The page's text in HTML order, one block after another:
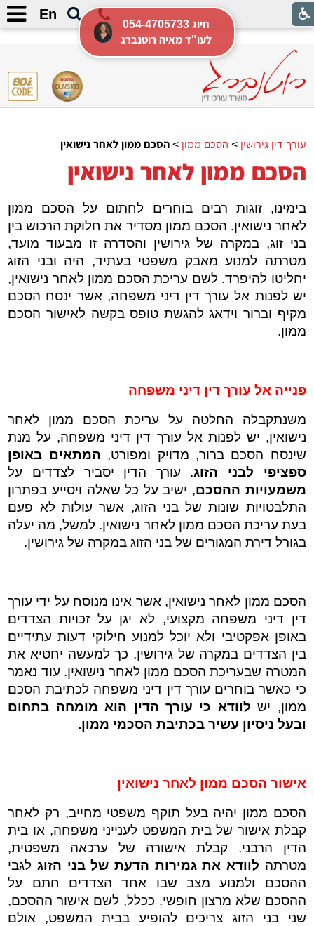
הסכם ממון לאחר הנישואין En
עורך דין גירושין > הסכם ממון >הסכם ממון לאחר נישואין
הסכם ממון לאחר נישואין
בימינו, זוגות רבים בוחרים לחתום על הסכם ממון
לאחר נישואין. הסכם ממון מסדיר את חלוקת הרכוש בין
בני זוג, במקרה של גירושין והסדרה זו מבעוד מועד,
מטרתה למנוע מאבק משפטי בעתיד, היה ובני הזוג
יחליטו להיפרד. לשם עריכת הסכם ממון לאחר נישואין,
יש לפנות אל עורך דין דיני משפחה, אשר ינסח הסכם
מקיף וברור וידאג להגשת טופס בקשה לאישור הסכם
ממון.
פנייה אל עורך דין דיני משפחה
משנתקבלה החלטה על עריכת הסכם ממון לאחר
נישואין, יש לפנות אל עורך דין דיני משפחה, על מנת
שינסח הסכם ברור, מדויק ומפורט, המתאים באופן
ספציפי לבני הזוג. עורך הדין יסביר לצדדים על
משמעויות ההסכם, ישיב על כל שאלה ויסייע בפתרון
התלבטויות שונות של בני הזוג, אשר עולות לא פעם
בעת עריכת הסכם ממון לאחר נישואין. למשל, מה יעלה
בגורל דירת המגורים של בני הזוג במקרה של גירושין.
הסכם ממון לאחר נישואין, אשר אינו מנוסח על ידי עורך
דין דיני משפחה מקצועי, לא יגן על זכויות הצדדים
באופן אפקטיבי ולא יוכל למנוע חילוקי דעות עתידיים
בין הצדדים במקרה של גירושין. כך למעשה יחטיא את
המטרה שבעריכת הסכם ממון לאחר נישואין. עוד נאמר
כי כאשר בוחרים עורך דין דיני משפחה לכתיבת הסכם
ממון, יש לוודא כי עורך הדין הוא מומחה בתחום
ובעל ניסיון עשיר בכתיבת הסכמי ממון.
אישור הסכם ממון לאחר נישואין
הסכם ממון יהיה בעל תוקף משפטי מחייב, רק לאחר
קבלת אישור של בית המשפט לענייני משפחה, או בית
הדין הרבני. קבלת אישורה של ערכאה משפטית,
מטרתה לוודא את גמירות הדעת של בני הזוג לגבי
ההסכם ולמנוע מצב שבו אחד הצדדים חתם על
ההסכם שלא מרצון חופשי. ככלל, לשם אישור ההסכם,
שני בני הזוג צריכים להופיע בבית המשפט, אולם
054-4705733 חיוג
לעו"ד מאיה רוטנברג